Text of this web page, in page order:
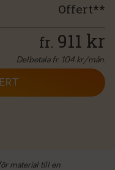
Offert**
fr. 911 kr
Delbetala fr. 104 kr/mån.
material till en